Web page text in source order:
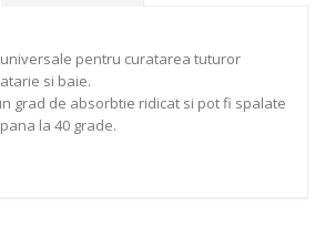
universale pentru curatarea tuturor
si baie.
grad de absorbtie ridicat si pot fi spalate
la 40 grade.